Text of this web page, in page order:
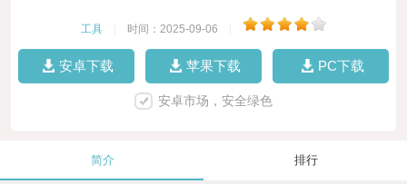
工具 时间：2025-09-06
安卓下载 苹果下载 PC下载
安卓市场，安全绿色
简介 排行